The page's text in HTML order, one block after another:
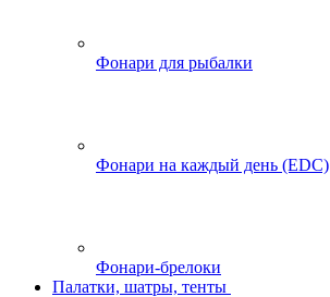
Фонари для рыбалки
Фонари на каждый день (EDC)
Фонари-брелоки
Палатки, шатры, тенты